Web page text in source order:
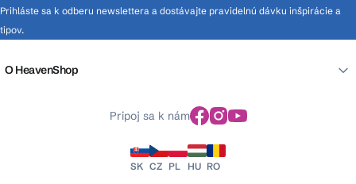
Prihláste sa k odberu newslettera a dostávajte pravidelnú dávku inšpirácie a
tipov.
O HeavenShop
Pripoj sa k nám
SK CZ PL HU RO